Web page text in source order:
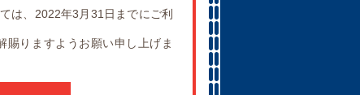
は、2022年3月31日までにご利
賜りますようお願い申し上げま